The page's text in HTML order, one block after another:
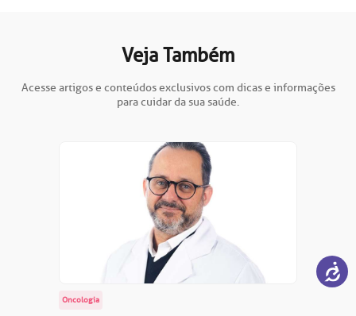
Veja Também
Acesse artigos e conteúdos exclusivos com dicas e informações
para cuidar da sua saúde.
Oncologia